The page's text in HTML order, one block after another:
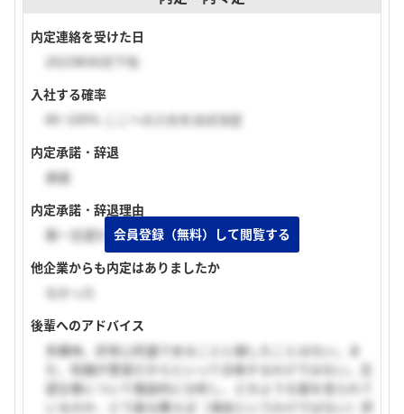
内定連絡を受けた日
2023年06月下旬
入社する確率
80~100% ここへの入社をほぼ決定
内定承諾・辞退
承諾
内定承諾・辞退理由
第一志望だったため。
他企業からも内定はありましたか
なかった
後輩へのアドバイス
多趣味、好奇心旺盛であることに越したことはない。ま
た、知識が豊富だからといって合格するわけではない。志
望企業について徹底的に分析し、どのような面を見られて
いるのか、どう振る舞えば（演技というわけではない）評
会員登録（無料）して閲覧する